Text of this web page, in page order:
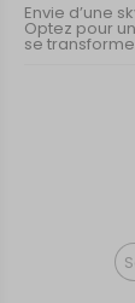
Envie d’une
Optez pour
se